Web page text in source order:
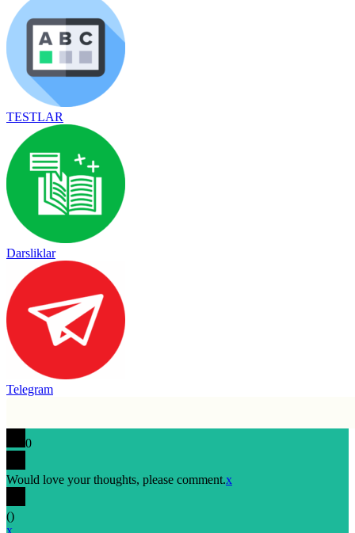
TESTLAR
Darsliklar
Telegram
0
Would love your thoughts, please comment.x
()